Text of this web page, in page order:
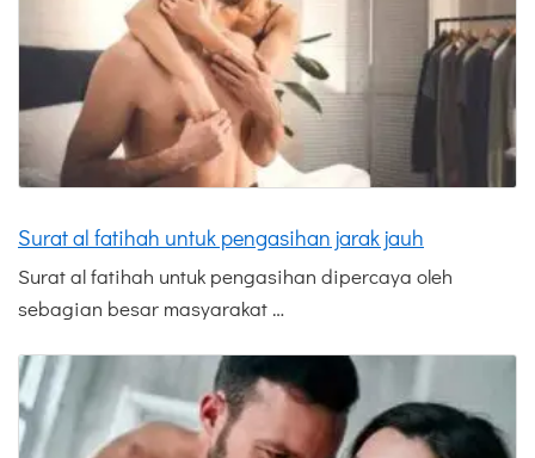
Surat al fatihah untuk pengasihan jarak jauh
Surat al fatihah untuk pengasihan dipercaya oleh
sebagian besar masyarakat …